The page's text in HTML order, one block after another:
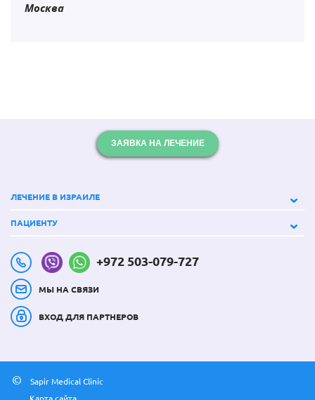
Москва
ЗАЯВКА НА ЛЕЧЕНИЕ
ЛЕЧЕНИЕ В ИЗРАИЛЕ
ПАЦИЕНТУ
+972 503-079-727
МЫ НА СВЯЗИ
ВХОД ДЛЯ ПАРТНЕРОВ
©
Sapir Medical Clinic